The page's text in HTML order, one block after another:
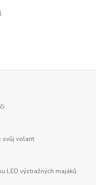
svůj volant
LED výstražných majáků